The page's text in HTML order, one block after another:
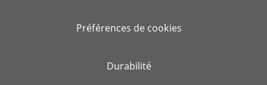
Préférences de cookies
Durabilité